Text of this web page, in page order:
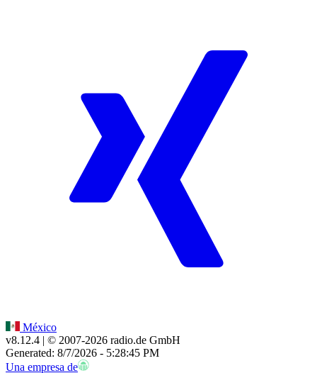
México
v8.12.4 | © 2007-2026 radio.de GmbH
Generated: 8/7/2026 - 5:28:45 PM
Una empresa de